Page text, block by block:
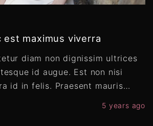
est maximus viverra
diam non dignissim ultrices
id augue. Est non nisi
id in felis. Praesent mauris…
5 years ago